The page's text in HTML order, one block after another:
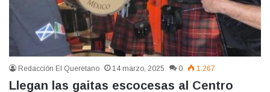
Redacción El Queretano 14 marzo, 2025 0 1.267
Llegan las gaitas escocesas al Centro